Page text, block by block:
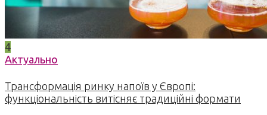
4
Актуально
Трансформація ринку напоїв у Європі:
функціональність витісняє традиційні формати